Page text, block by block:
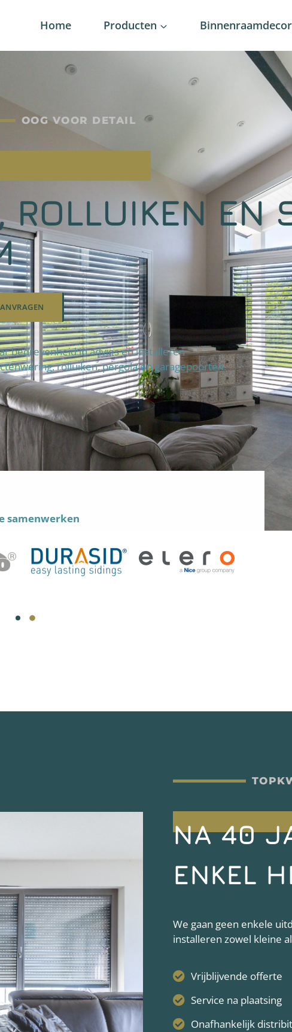
Home Producten
OOG VOOR DETAIL
ROLLUIKEN EN
bedrevenheid in advies en installeren
rolluiken, pergola en garagepoorten.
samenwerken
NA 40
ENKEL
We gaan geen enkele
installeren zowel kleine
Vrijblijvende offerte
Service na plaatsing
Onafhankelijk